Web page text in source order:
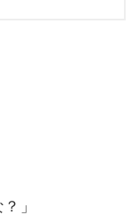
」